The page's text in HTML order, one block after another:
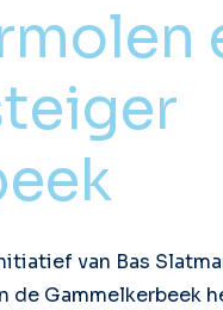
van Bas
de Gammelkerbeek